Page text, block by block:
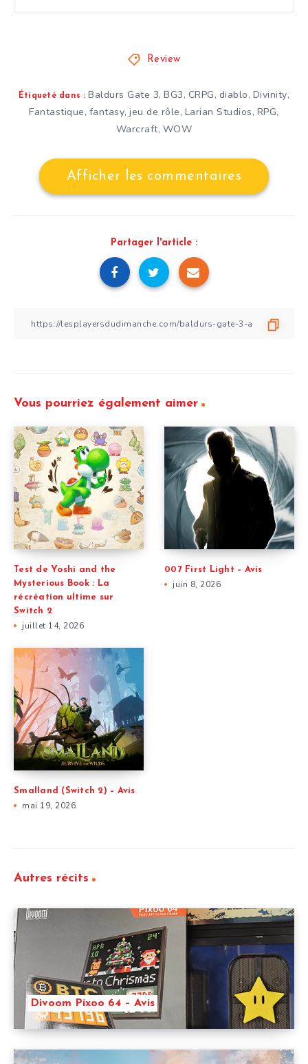
Review
Étiqueté dans : Baldurs Gate 3,BG3, CRPG, diablo, Divinity,
Fantastique, fantasy,jeu de rôle, Larian Studios, RPG,
Warcraft, WOW
Afficher les commentaires
Partager l'article :
Vous pourriez également aimer
Test de Yoshi and the
Mysterious Book : La
récréation ultime sur
Switch 2
juillet 14, 2026
007 First Light – Avis
juin 8, 2026
Smalland (Switch 2) – Avis
mai 19, 2026
Autres récits
Divoom Pixoo 64 – Avis